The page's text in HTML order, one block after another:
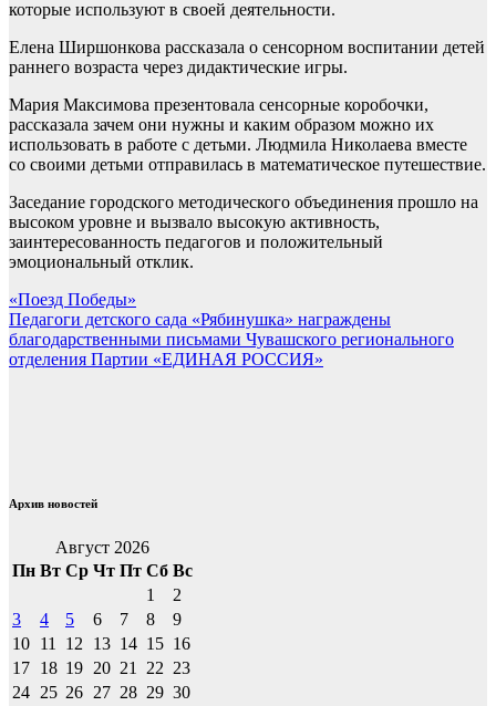
которые используют в своей деятельности.
Елена Ширшонкова рассказала о сенсорном воспитании детей
раннего возраста через дидактические игры.
Мария Максимова презентовала сенсорные коробочки,
рассказала зачем они нужны и каким образом можно их
использовать в работе с детьми. Людмила Николаева вместе
со своими детьми отправилась в математическое путешествие.
Заседание городского методического объединения прошло на
высоком уровне и вызвало высокую активность,
заинтересованность педагогов и положительный
эмоциональный отклик.
Навигация
по
записям
«Поезд Победы»
Педагоги детского сада «Рябинушка» награждены
благодарственными письмами Чувашского регионального
отделения Партии «ЕДИНАЯ РОССИЯ»
Архив новостей
Август 2026
Пн Вт Ср Чт Пт Сб Вс
1
2
3
4 5 6 7 8
9
10 11 12 13 14 15 16
17 18 19 20 21 22 23
24 25 26 27 28 29 30